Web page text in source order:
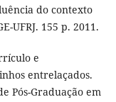
do contexto
UFRJ. 155 p. 2011.
e
entrelaçados.
Pós-Graduação em